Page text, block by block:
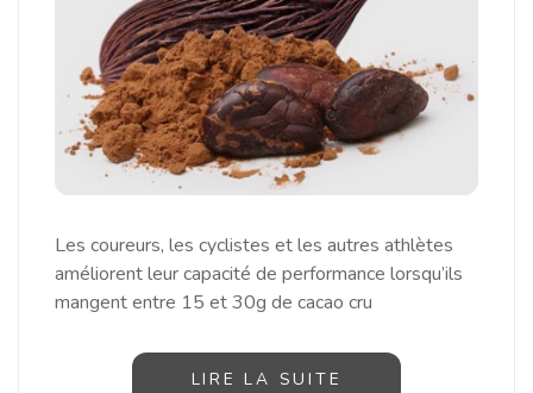
Les coureurs, les cyclistes et les autres athlètes
améliorent leur capacité de performance lorsqu’ils
mangent entre 15 et 30g de cacao cru
LIRE LA SUITE